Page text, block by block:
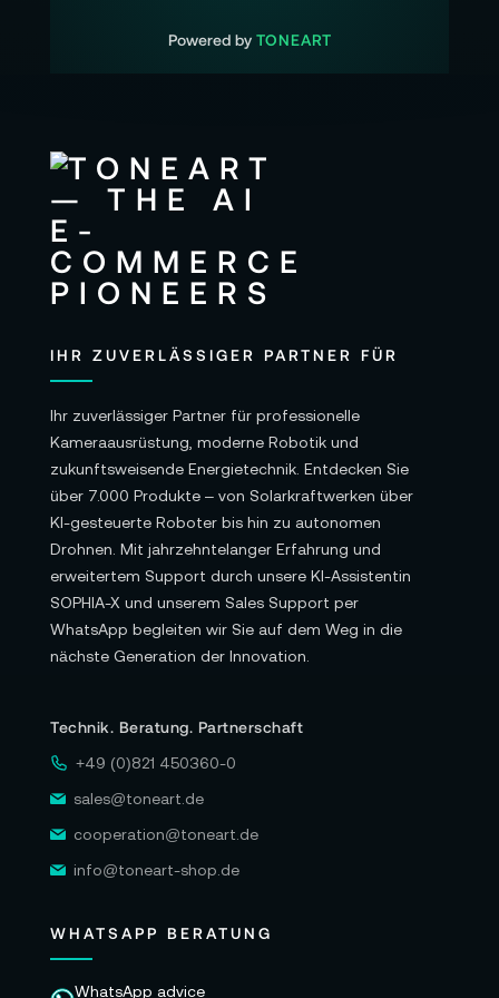
24 Monate Herstellergarantie
Powered by TONEART
IHR ZUVERLÄSSIGER PARTNER FÜR
Ihr zuverlässiger Partner für professionelle
Kameraausrüstung, moderne Robotik und
zukunftsweisende Energietechnik. Entdecken Sie
über 7.000 Produkte – von Solarkraftwerken über
KI-gesteuerte Roboter bis hin zu autonomen
Drohnen. Mit jahrzehntelanger Erfahrung und
erweitertem Support durch unsere KI-Assistentin
SOPHIA-X und unserem Sales Support per
WhatsApp begleiten wir Sie auf dem Weg in die
nächste Generation der Innovation.
Technik. Beratung. Partnerschaft
+49 (0)821 450360-0
sales@toneart.de
cooperation@toneart.de
info@toneart-shop.de
WHATSAPP BERATUNG
WhatsApp advice